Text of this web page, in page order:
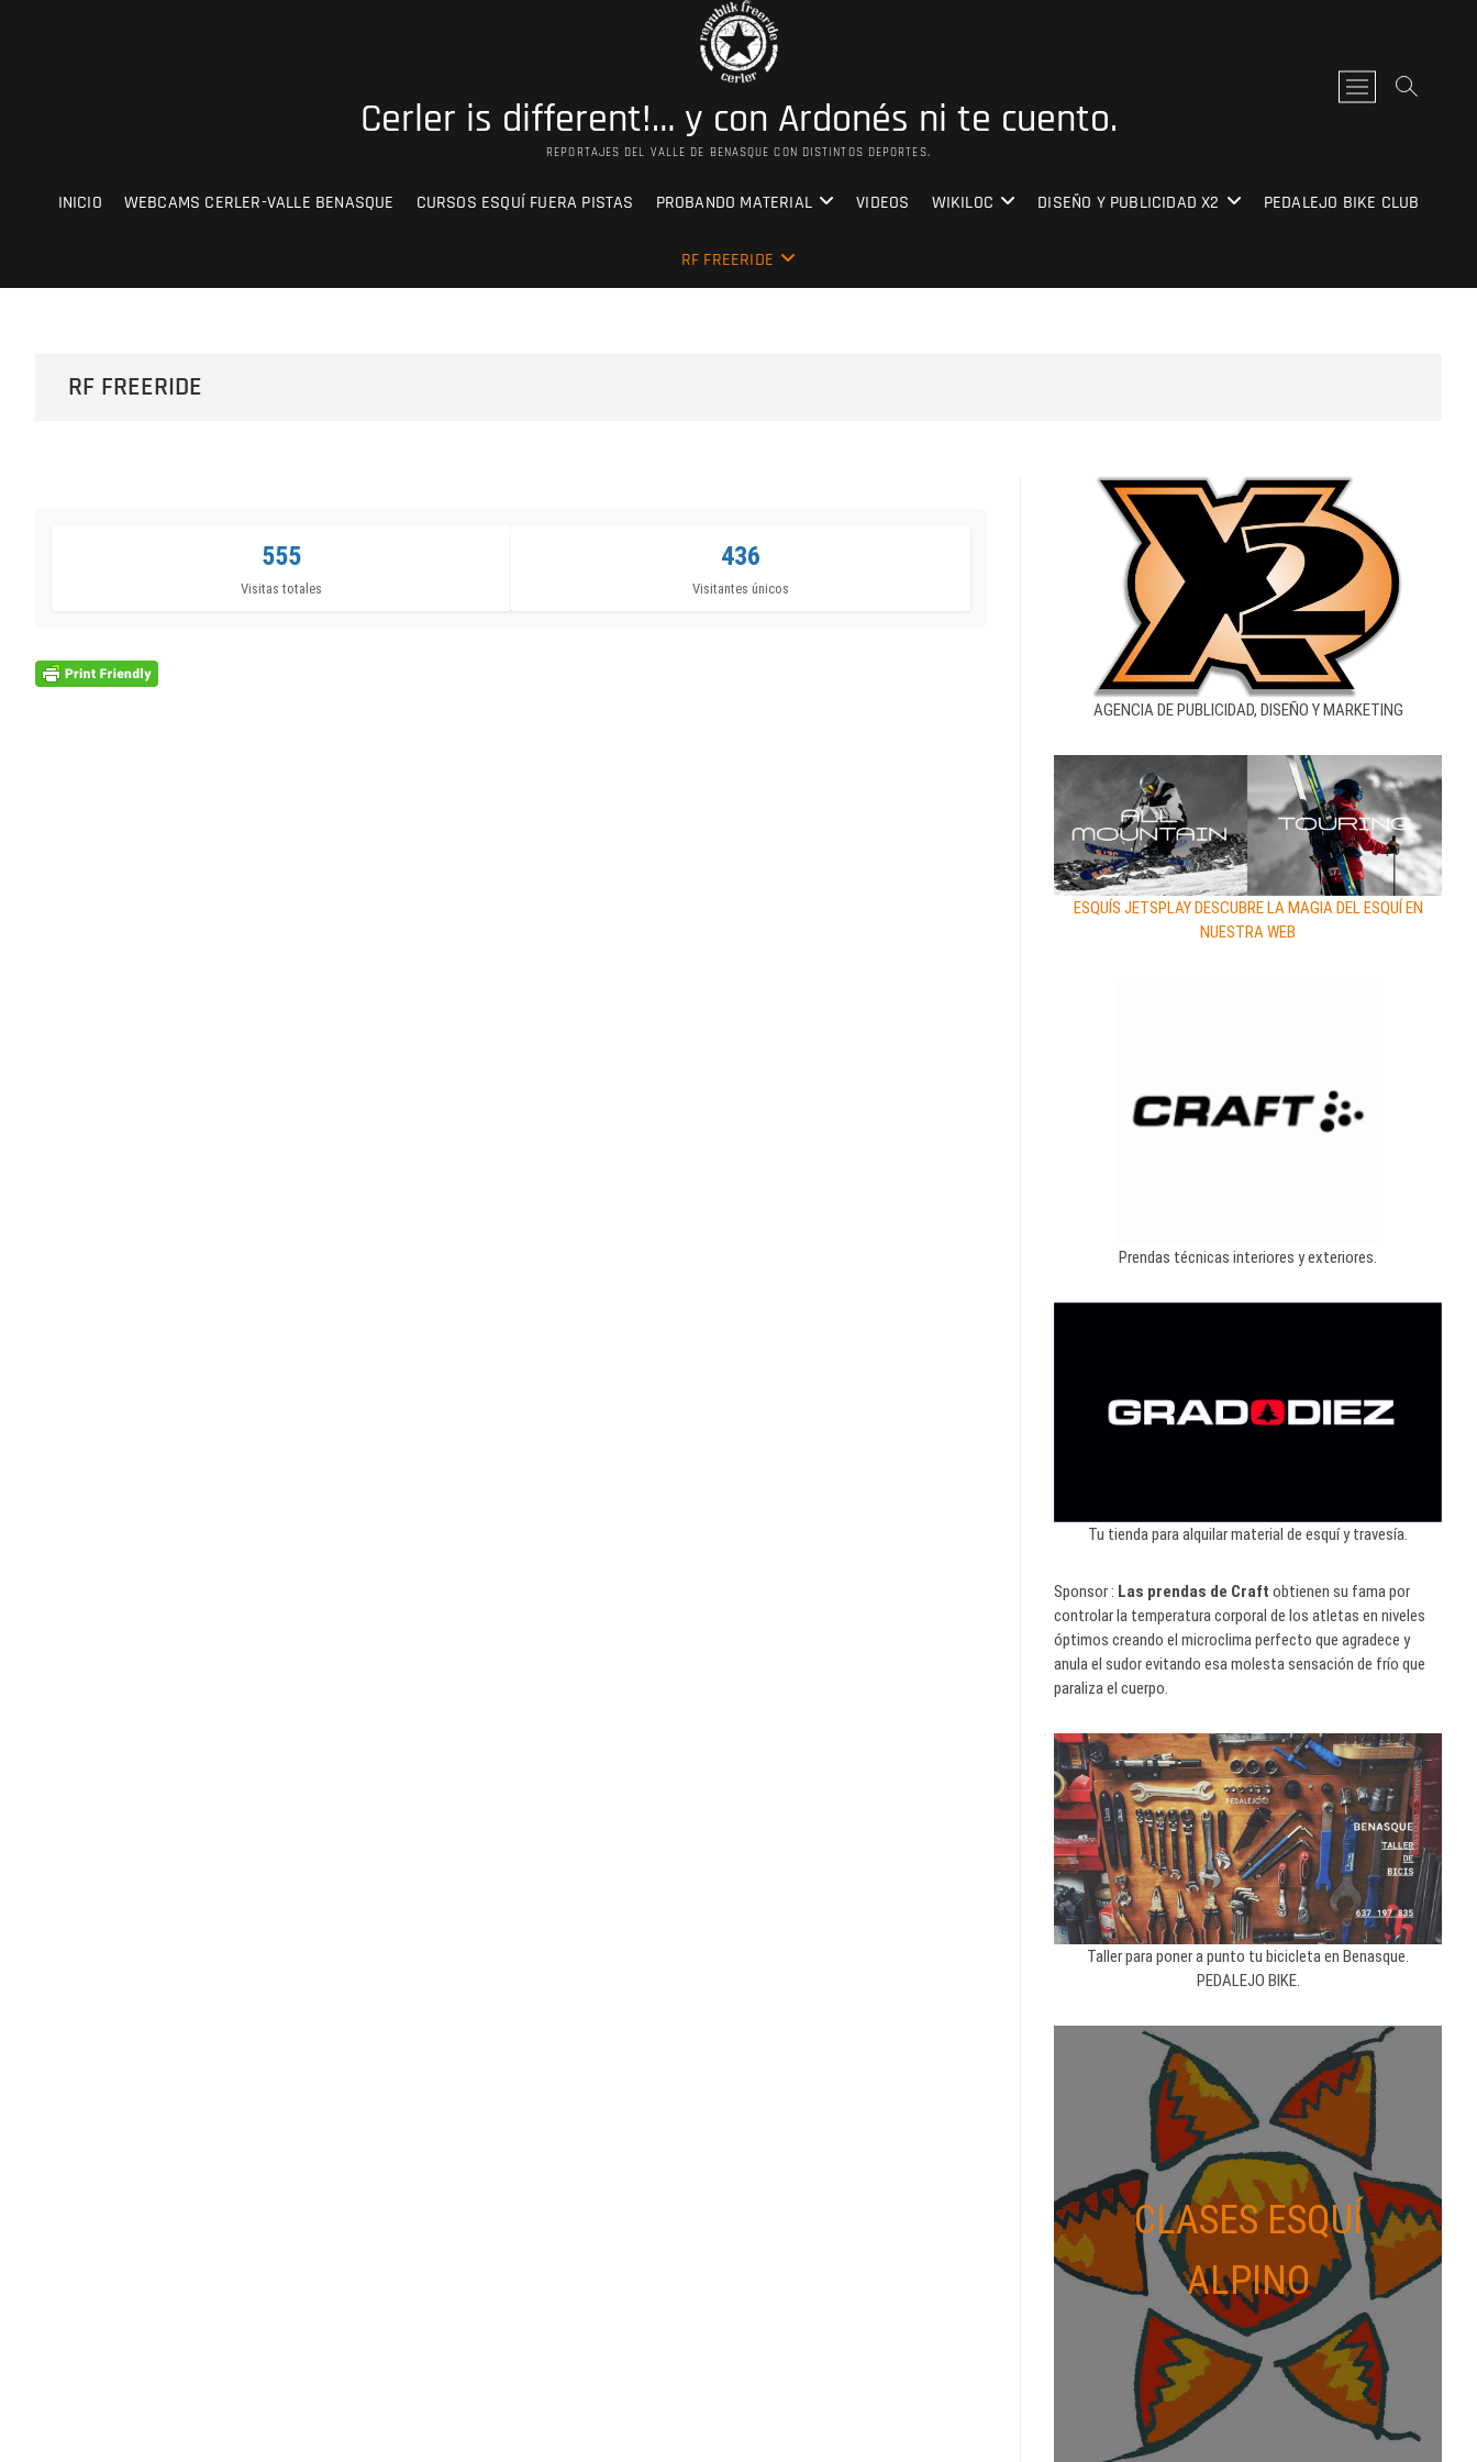
Cerler is different!… y con Ardonés ni te cuento.
REPORTAJES DEL VALLE DE BENASQUE CON DISTINTOS DEPORTES.
INICIO WEBCAMS CERLER-VALLE BENASQUE CURSOS ESQUÍ FUERA PISTAS PROBANDO MATERIAL VIDEOS WIKILOC DISEÑO Y PUBLICIDAD X2 PEDALEJO BIKE CLUB
RF FREERIDE
B
o
d
RF FREERIDE
555
Visitas totales
436
Visitantes únicos
AGENCIA DE PUBLICIDAD, DISEÑO Y MARKETING
ESQUÍS JETSPLAY DESCUBRE LA MAGIA DEL ESQUÍ EN
NUESTRA WEB
Prendas técnicas interiores y exteriores.
Tu tienda para alquilar material de esquí y travesía.
Sponsor : Las prendas de Craft obtienen su fama por
controlar la temperatura corporal de los atletas en niveles
óptimos creando el microclima perfecto que agradece y
anula el sudor evitando esa molesta sensación de frío que
paraliza el cuerpo.
Taller para poner a punto tu bicicleta en Benasque.
PEDALEJO BIKE.
CLASES ESQUÍ
ALPINO